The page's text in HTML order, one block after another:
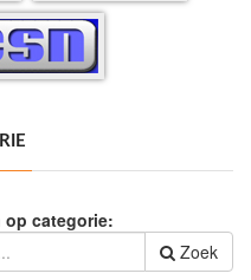
op categorie:
Zoek